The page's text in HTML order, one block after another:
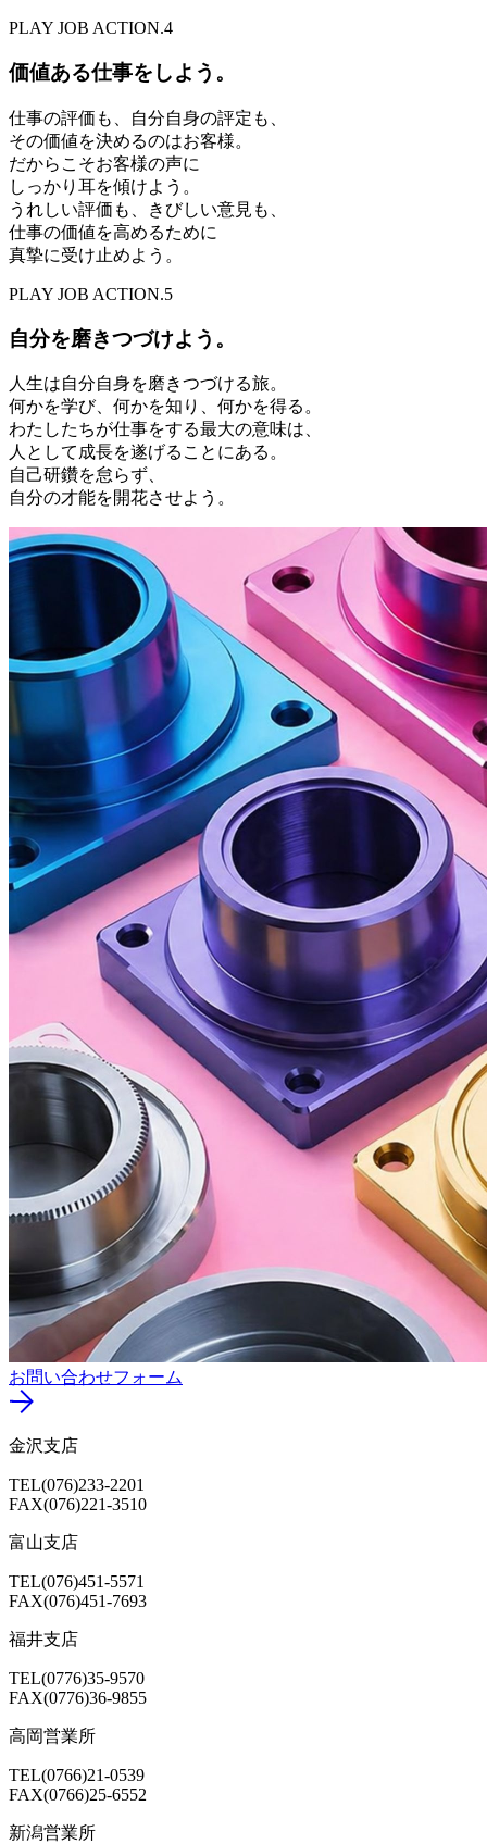
PLAY JOB ACTION.4
価値ある仕事をしよう。
仕事の評価も、自分自身の評定も、
その価値を決めるのはお客様。
だからこそお客様の声に
しっかり耳を傾けよう。
うれしい評価も、きびしい意見も、
仕事の価値を高めるために
真摯に受け止めよう。
PLAY JOB ACTION.5
自分を磨きつづけよう。
人生は自分自身を磨きつづける旅。
何かを学び、何かを知り、何かを得る。
わたしたちが仕事をする最大の意味は、
人として成長を遂げることにある。
自己研鑽を怠らず、
自分の才能を開花させよう。
お問い合わせフォーム
金沢支店
TEL(076)233-2201
FAX(076)221-3510
富山支店
TEL(076)451-5571
FAX(076)451-7693
福井支店
TEL(0776)35-9570
FAX(0776)36-9855
高岡営業所
TEL(0766)21-0539
FAX(0766)25-6552
新潟営業所